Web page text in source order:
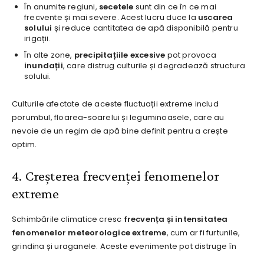
În anumite regiuni, secetele sunt din ce în ce mai
frecvente și mai severe. Acest lucru duce la uscarea
solului și reduce cantitatea de apă disponibilă pentru
irigații.
În alte zone, precipitațiile excesive pot provoca
inundații, care distrug culturile și degradează structura
solului.
Culturile afectate de aceste fluctuații extreme includ
porumbul, floarea-soarelui și leguminoasele, care au
nevoie de un regim de apă bine definit pentru a crește
optim.
4. Creșterea frecvenței fenomenelor
extreme
Schimbările climatice cresc frecvența și intensitatea
fenomenelor meteorologice extreme, cum ar fi furtunile,
grindina și uraganele. Aceste evenimente pot distruge în